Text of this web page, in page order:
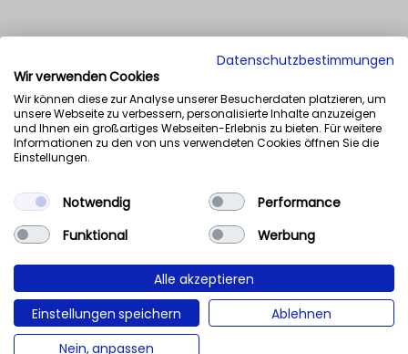
UNSERE AWARDS
Datenschutzbestimmungen
Wir verwenden Cookies
Wir können diese zur Analyse unserer Besucherdaten platzieren, um
unsere Webseite zu verbessern, personalisierte Inhalte anzuzeigen
und Ihnen ein großartiges Webseiten-Erlebnis zu bieten. Für weitere
Informationen zu den von uns verwendeten Cookies öffnen Sie die
Einstellungen.
Notwendig Performance
Funktional Werbung
Alle akzeptieren
Einstellungen speichern Ablehnen
Nein, anpassen